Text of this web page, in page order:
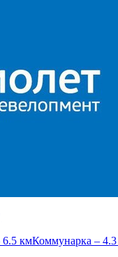
6.5 кмКоммунарка –